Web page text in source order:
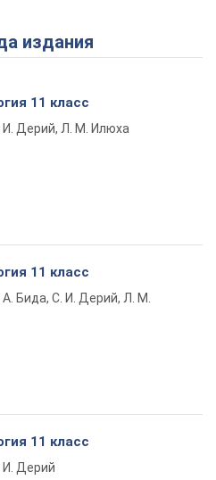
Play Video
издания
11 класс
И. Дерий, Л. М. Илюха
11 класс
А. Бида, С. И. Дерий, Л. М.
11 класс
И. Дерий